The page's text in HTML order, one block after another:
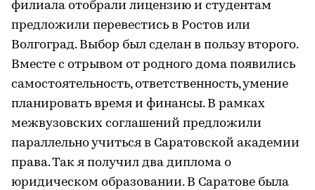
филиала отобрали лицензию и студентам
предложили перевестись в Ростов или
Волгоград. Выбор был сделан в пользу второго.
Вместе с отрывом от родного дома появились
самостоятельность, ответственность, умение
планировать время и финансы. В рамках
межвузовских соглашений предложили
параллельно учиться в Саратовской академии
права. Так я получил два диплома о
юридическом образовании. В Саратове была